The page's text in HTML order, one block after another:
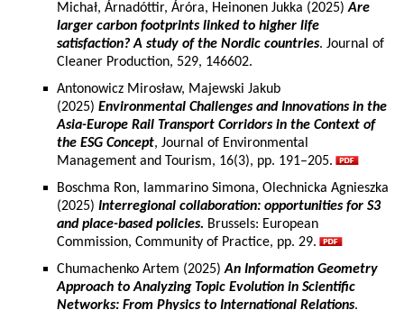
Michał, Árnadóttir, Áróra, Heinonen Jukka (2025)Are
larger carbon footprints linked to higher life
satisfaction? A study of the Nordic countries. Journal of
Cleaner Production, 529, 146602.
Antonowicz Mirosław, Majewski Jakub
(2025) Environmental Challenges and Innovations in the
Asia-Europe Rail Transport Corridors in the Context of
the ESG Concept, Journal of Environmental
Management and Tourism, 16(3), pp. 191–205.
Boschma Ron, Iammarino Simona, Olechnicka Agnieszka
(2025) Interregional collaboration: opportunities for S3
and place-based policies. Brussels: European
Commission, Community of Practice, pp. 29.
Chumachenko Artem (2025)An Information Geometry
Approach to Analyzing Topic Evolution in Scientific
Networks: From Physics to International Relations.